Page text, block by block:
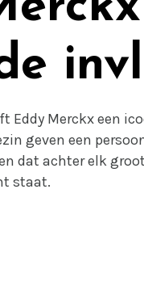
Eddy Merckx een
geven een
dat achter elk
staat.